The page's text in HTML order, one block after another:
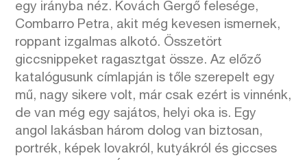
egy irányba néz. Kovách Gergő felesége,
Combarro Petra, akit még kevesen ismernek,
roppant izgalmas alkotó. Összetört
giccsnippeket ragasztgat össze. Az előző
katalógusunk címlapján is tőle szerepelt egy
mű, nagy sikere volt, már csak ezért is vinnénk,
de van még egy sajátos, helyi oka is. Egy
angol lakásban három dolog van biztosan,
portrék, képek lovakról, kutyákról és giccses